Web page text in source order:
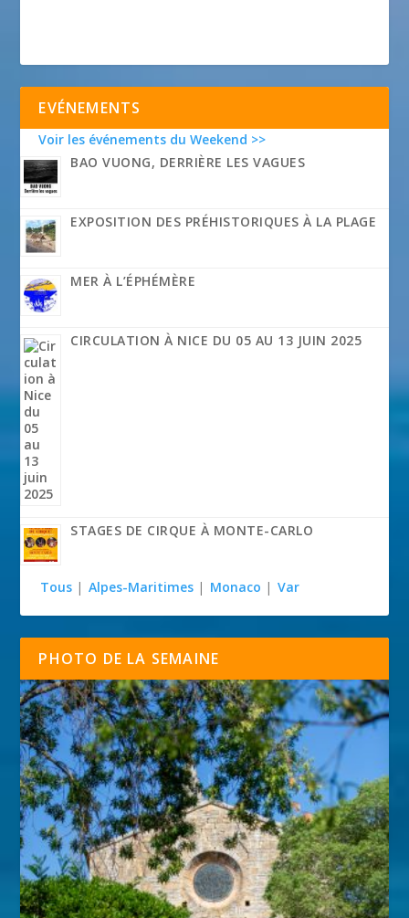
EVÉNEMENTS
Voir les événements du Weekend >>
BAO VUONG, DERRIÈRE LES VAGUES
EXPOSITION DES PRÉHISTORIQUES À LA PLAGE
MER À L’ÉPHÉMÈRE
CIRCULATION À NICE DU 05 AU 13 JUIN 2025
STAGES DE CIRQUE À MONTE-CARLO
Tous | Alpes-Maritimes | Monaco | Var
PHOTO DE LA SEMAINE